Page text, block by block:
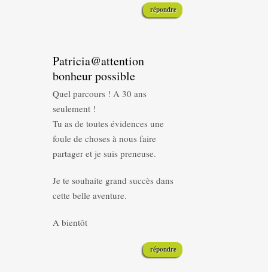
répondre
Patricia@attention
bonheur possible
Quel parcours ! A 30 ans
seulement !
Tu as de toutes évidences une
foule de choses à nous faire
partager et je suis preneuse.
Je te souhaite grand succès dans
cette belle aventure.
A bientôt
répondre